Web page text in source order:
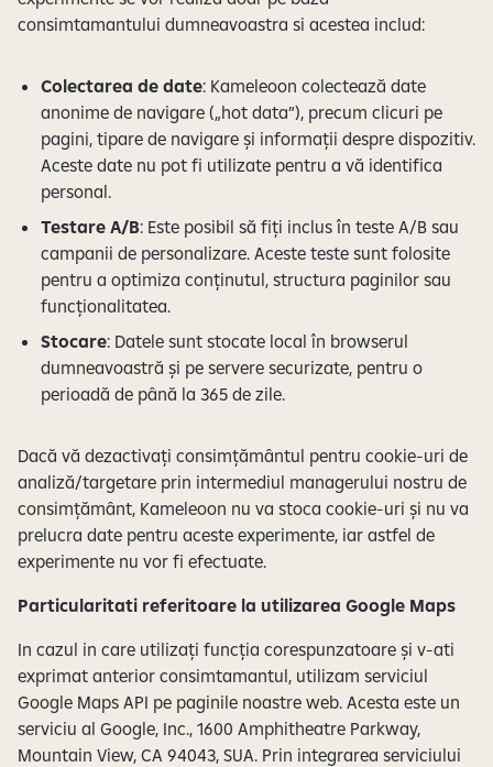
consimtamantului dumneavoastra si acestea includ:
Colectarea de date: Kameleoon colectează date
anonime de navigare („hot data”), precum clicuri pe
pagini, tipare de navigare și informații despre dispozitiv.
Aceste date nu pot fi utilizate pentru a vă identifica
personal.
Testare A/B: Este posibil să fiți inclus în teste A/B sau
campanii de personalizare. Aceste teste sunt folosite
pentru a optimiza conținutul, structura paginilor sau
funcționalitatea.
Stocare: Datele sunt stocate local în browserul
dumneavoastră și pe servere securizate, pentru o
perioadă de până la 365 de zile.
Dacă vă dezactivați consimțământul pentru cookie-uri de
analiză/targetare prin intermediul managerului nostru de
consimțământ, Kameleoon nu va stoca cookie-uri și nu va
prelucra date pentru aceste experimente, iar astfel de
experimente nu vor fi efectuate.
Particularitati referitoare la utilizarea Google Maps
In cazul in care utilizați funcția corespunzatoare și v-ati
exprimat anterior consimtamantul, utilizam serviciul
Google Maps API pe paginile noastre web. Acesta este un
serviciu al Google, Inc., 1600 Amphitheatre Parkway,
Mountain View, CA 94043, SUA. Prin integrarea serviciului